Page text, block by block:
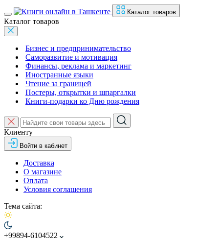
Каталог товаров
Каталог товаров
Бизнес и предпринимательство
Саморазвитие и мотивация
Финансы, реклама и маркетинг
Иностранные языки
Чтение за границей
Постеры, открытки и шпаргалки
Книги-подарки ко Дню рождения
Клиенту
Войти в кабинет
Доставка
О магазине
Оплата
Условия соглашения
Тема сайта:
+99894-6104522